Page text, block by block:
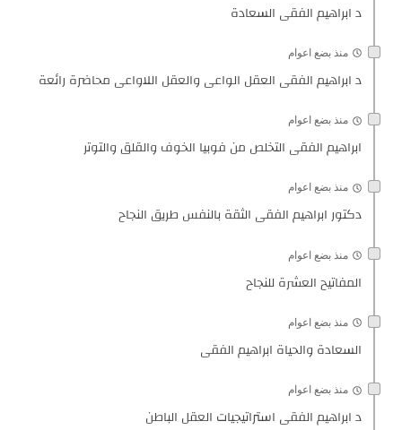
د ابراهيم الفقى السعادة
منذ بضع اعوام
د ابراهيم الفقى العقل الواعى والعقل اللاواعى محاضرة رائعة
منذ بضع اعوام
ابراهيم الفقى التخلص من فوبيا الخوف والقلق والتوتر
منذ بضع اعوام
دكتور ابراهيم الفقى الثقة بالنفس طريق النجاح
منذ بضع اعوام
المفاتيح العشرة للنجاح
منذ بضع اعوام
السعادة والحياة ابراهيم الفقى
منذ بضع اعوام
د ابراهيم الفقى استراتيجيات العقل الباطن